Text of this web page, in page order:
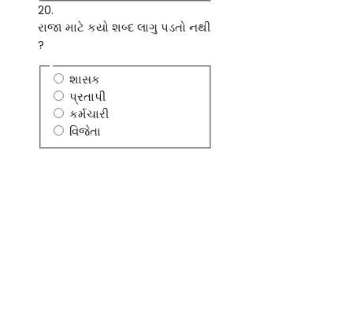
20.
રાજા માટે કયો શબ્દ લાગુ પડતો નથી
?
શાસક
પ્રતાપી
કર્મચારી
વિજેતા